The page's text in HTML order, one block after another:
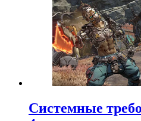
Системные